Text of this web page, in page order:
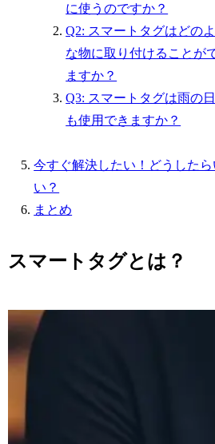
に使うのですか？
Q2: スマートタグはどの
な物に取り付けることが
ますか？
Q3: スマートタグは雨の
も使用できますか？
今すぐ解決したい！どうしたら
い？
まとめ
スマートタグとは？